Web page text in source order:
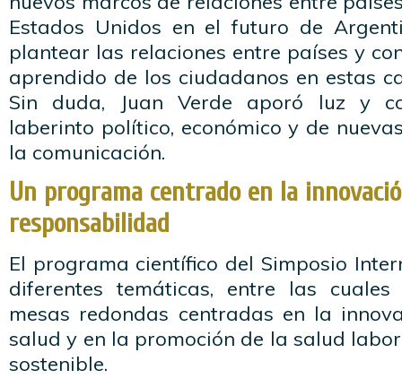
Estados Unidos en el futuro de
plantear las relaciones entre países y
aprendido de los ciudadanos en estas
Sin duda, Juan Verde aporó luz y
laberinto político, económico y de
la comunicación.
Un programa centrado en la
responsabilidad
El programa científico del Simposio
diferentes temáticas, entre las
mesas redondas centradas en la
salud y en la promoción de la salud
sostenible.